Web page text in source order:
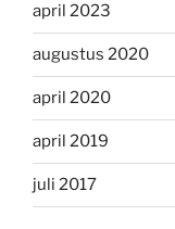
april 2023
augustus 2020
april 2020
april 2019
juli 2017